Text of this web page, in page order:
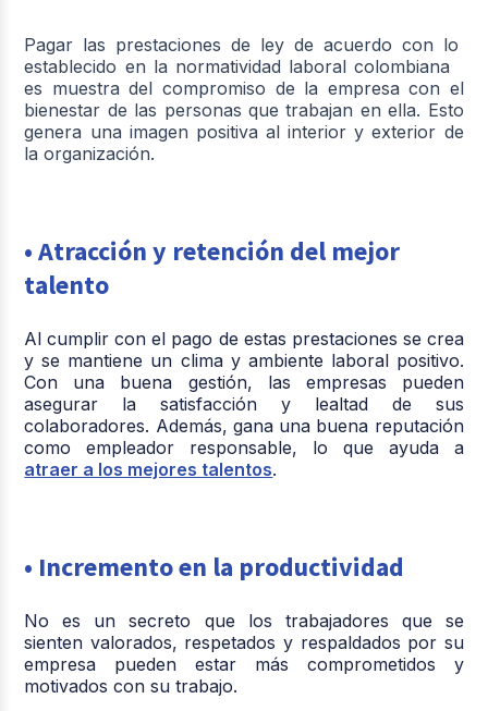
Pagar las prestaciones de ley de acuerdo con lo
establecido en la normatividad laboral colombiana
es muestra del compromiso de la empresa con el
bienestar de las personas que trabajan en ella. Esto
genera una imagen positiva al interior y exterior de
la organización.
• Atracción y retención del mejor
talento
Al cumplir con el pago de estas prestaciones se crea
y se mantiene un clima y ambiente laboral positivo.
Con una buena gestión, las empresas pueden
asegurar la satisfacción y lealtad de sus
colaboradores. Además, gana una buena reputación
como empleador responsable, lo que ayuda a
atraer a los mejores talentos.
• Incremento en la productividad
No es un secreto que los trabajadores que se
sienten valorados, respetados y respaldados por su
empresa pueden estar más comprometidos y
motivados con su trabajo.